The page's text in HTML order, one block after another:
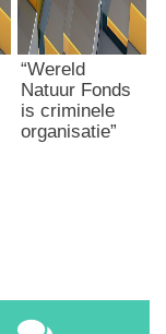
“Wereld
Natuur Fonds
is criminele
organisatie”